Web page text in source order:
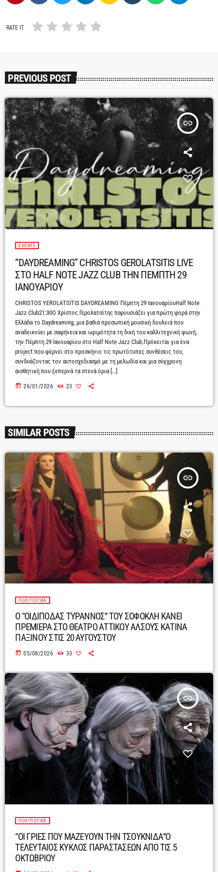
RATE IT
PREVIOUS POST
insert_link
EVENTS
“DAYDREAMING” CHRISTOS GEROLATSITIS LIVE
ΣΤΟ HALF NOTE JAZZ CLUB ΤΗΝ ΠΕΜΠΤΗ 29
ΙΑΝΟΥΑΡΙΟΥ
CHRISTOS YEROLATSITIS DAYDREAMING Πέμπτη 29 ΙανουαρίουHalf Note
Jazz Club21:30Ο Χρίστος Γερολατσίτης παρουσιάζει για πρώτη φορά στην
Ελλάδα το Daydreaming, μια βαθιά προσωπική μουσική δουλειά που
αναδεικνύει με σαφήνεια και ωριμότητα τη δική του καλλιτεχνική φωνή,
την Πέμπτη 29 Ιανουαρίου στο Half Note Jazz Club.Πρόκειται για ένα
project που φέρνει στο προσκήνιο τις πρωτότυπες συνθέσεις του,
συνδυάζοντας τον αυτοσχεδιασμό με τη μελωδία και μια σύγχρονη
αισθητική που ξεπερνά τα στενά όρια […]
today 26/01/2026 23
SIMILAR POSTS
insert_link
ΠΟΛΙΤΙΣΤΙΚΆ
Ο “ΟΙΔΙΠΟΔΑΣ ΤΥΡΑΝΝΟΣ” ΤΟΥ ΣΟΦΟΚΛΗ ΚΑΝΕΙ
ΠΡΕΜΙΕΡΑ ΣΤΟ ΘΕΑΤΡΟ ΑΤΤΙΚΟΥ ΑΛΣΟΥΣ ΚΑΤΙΝΑ
ΠΑΞΙΝΟΥ ΣΤΙΣ 20 ΑΥΓΟΥΣΤΟΥ
today 05/08/2026 33
insert_link
ΠΟΛΙΤΙΣΤΙΚΆ
“ΟΙ ΓΡΙΕΣ ΠΟΥ ΜΑΖΕΥΟΥΝ ΤΗΝ ΤΣΟΥΚΝΙΔΑ”Ο
ΤΕΛΕΥΤΑΙΟΣ ΚΥΚΛΟΣ ΠΑΡΑΣΤΑΣΕΩΝ ΑΠΟ ΤΙΣ 5
ΟΚΤΩΒΡΙΟΥ